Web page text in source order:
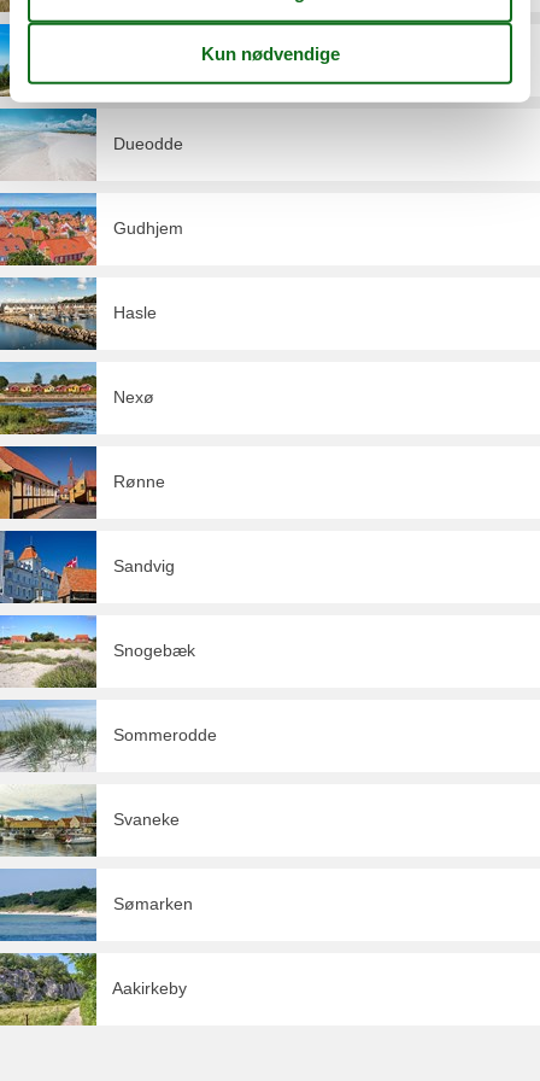
Dueodde
Gudhjem
Hasle
Nexø
Rønne
Sandvig
Snogebæk
Sommerodde
Svaneke
Sømarken
Aakirkeby